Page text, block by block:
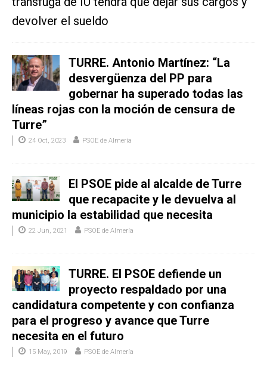
devolver el sueldo
TURRE. Antonio Martínez: “La
desvergüenza del PP para
gobernar ha superado todas las
líneas rojas con la moción de censura de
Turre”
24 Oct, 2023 PSOE de Almería
El PSOE pide al alcalde de Turre
que recapacite y le devuelva al
municipio la estabilidad que necesita
22 Jun, 2021 PSOE de Almería
TURRE. El PSOE defiende un
proyecto respaldado por una
candidatura competente y con confianza
para el progreso y avance que Turre
necesita en el futuro
15 May, 2019 PSOE de Almería